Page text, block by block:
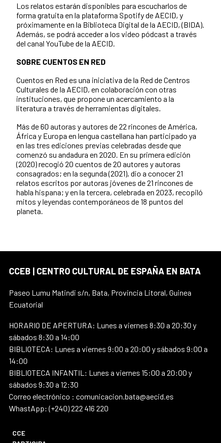
Los relatos estarán disponibles para escucharlos de
forma gratuita en la plataforma Spotify de AECID, y
próximamente en la Biblioteca Digital de la AECID, (BIDA).
Además, se podrá acceder a los video pódcast a través
del canal YouTube de la AECID.
SOBRE CUENTOS EN RED
Cuentos en Red es una iniciativa de la Red de Centros
Culturales de la AECID, en colaboración con otras
instituciones, que propone un acercamiento a la
literatura a través de herramientas digitales.
Más de 60 autoras y autores de 22 rincones de América,
África y Europa en lengua castellana han participado ya
en las tres ediciones previas celebradas desde que
comenzó su andadura en 2020. En su primera edición
(2020) recogió 20 cuentos de 20 autores y autoras
consagrados; en la segunda (2021), dio a conocer 21
relatos escritos por autoras jóvenes de 21 rincones de
habla hispana; y en la tercera, celebrada en 2023, recopiló
mitos y leyendas contemporáneos de 18 puntos del
planeta.
CCEB | CENTRO CULTURAL DE ESPAÑA EN BATA
Paseo Lumu Matindi s/n, Bata, Provincia Litoral, Guinea
Ecuatorial
HORARIO DE APERTURA: Lunes a viernes 8:30 a 20:30 y
sábados 8:30 a 14:00
BIBLIOTECA: Lunes a viernes 9:00 a 20:00 y sábados 9:00 a
14:00
BIBLIOTECA INFANTIL: Lunes a viernes 15:00 a 20:00 y
sábados 9:30 a 12:30
Correo electrónico : comunicacion.bata@aecid.es
WhastApp: (+240) 222 416 220
CCE